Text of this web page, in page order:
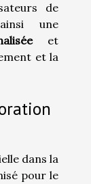
de
une
et
et la
dans la
pour le